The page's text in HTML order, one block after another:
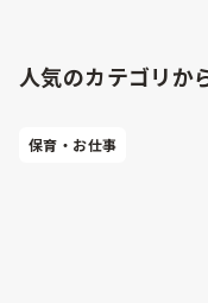
人気のカテゴリか
保育・お仕事